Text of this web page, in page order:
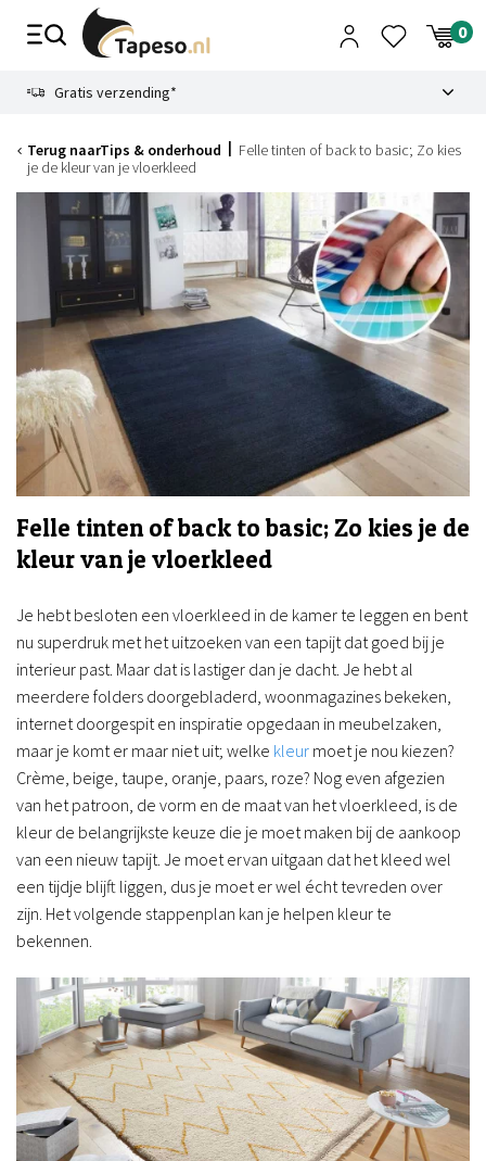
Gratis verzending*
Terug naarTips & onderhoud
Felle tinten of back to basic; Zo kies
je de kleur van je vloerkleed
Felle tinten of back to basic; Zo kies je de
kleur van je vloerkleed
Je hebt besloten een vloerkleed in de kamer te leggen en bent
nu superdruk met het uitzoeken van een tapijt dat goed bij je
interieur past. Maar dat is lastiger dan je dacht. Je hebt al
meerdere folders doorgebladerd, woonmagazines bekeken,
internet doorgespit en inspiratie opgedaan in meubelzaken,
maar je komt er maar niet uit; welke kleur moet je nou kiezen?
Crème, beige, taupe, oranje, paars, roze? Nog even afgezien
van het patroon, de vorm en de maat van het vloerkleed, is de
kleur de belangrijkste keuze die je moet maken bij de aankoop
van een nieuw tapijt. Je moet ervan uitgaan dat het kleed wel
een tijdje blijft liggen, dus je moet er wel écht tevreden over
zijn. Het volgende stappenplan kan je helpen kleur te
bekennen.